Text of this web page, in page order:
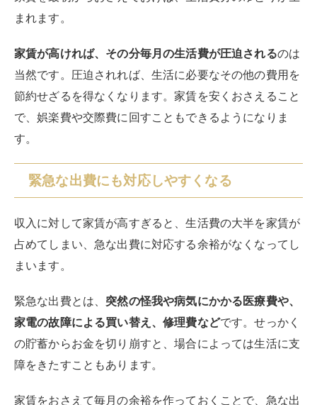
まれます。
家賃が高ければ、その分毎月の生活費が圧迫されるのは
当然です。圧迫されれば、生活に必要なその他の費用を
節約せざるを得なくなります。家賃を安くおさえること
で、娯楽費や交際費に回すこともできるようになりま
す。
緊急な出費にも対応しやすくなる
収入に対して家賃が高すぎると、生活費の大半を家賃が
占めてしまい、急な出費に対応する余裕がなくなってし
まいます。
緊急な出費とは、 突然の怪我や病気にかかる医療費や、
家電の故障による買い替え、修理費などです。せっかく
の貯蓄からお金を切り崩すと、場合によっては生活に支
障をきたすこともあります。
家賃をおさえて毎月の余裕を作っておくことで、急な出